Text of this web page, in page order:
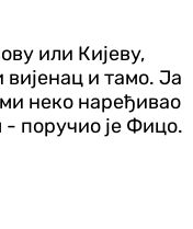
или Кијеву,
и тамо. Ја
неко наређивао
поручио је Фицо.